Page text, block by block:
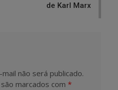
de Karl Marx
não será publicado.
marcados com *